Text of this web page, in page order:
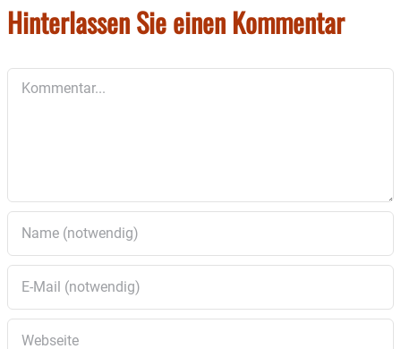
Hinterlassen Sie einen Kommentar